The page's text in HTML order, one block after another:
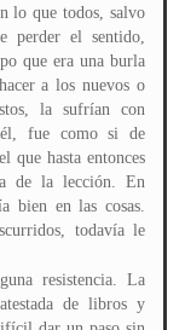
lo que todos, salvo
perder el sentido,
que era una burla
a los nuevos o
la sufrían con
él, fue como si de
que hasta entonces
de la lección. En
bien en las cosas.
todavía le
resistencia. La
de libros y